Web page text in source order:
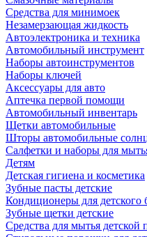
Средства для минимоек
Незамерзающая жидкость
Автоэлектроника и техника
Автомобильный инструмент
Наборы автоинструментов
Наборы ключей
Аксессуары для авто
Аптечка первой помощи
Автомобильный инвентарь
Щетки автомобильные
Шторы автомобильные
Салфетки и наборы для
Детям
Детская гигиена и косметика
Зубные пасты детские
Кондиционеры для детского
Зубные щетки детские
Средства для мытья детской